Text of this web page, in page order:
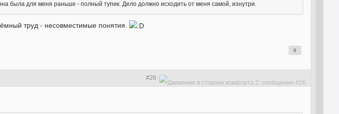
была для меня раньше - полный тупик. Дело должно исходить от меня самой, изнутри.
труд - несовместимые понятия.
0
#26